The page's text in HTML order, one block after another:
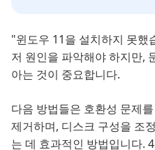
"윈도우 11을 설치하지 못했
저 원인을 파악해야 하지만,
아는 것이 중요합니다.
다음 방법들은 호환성 문제
제거하며, 디스크 구성을 조
는 데 효과적인 방법입니다